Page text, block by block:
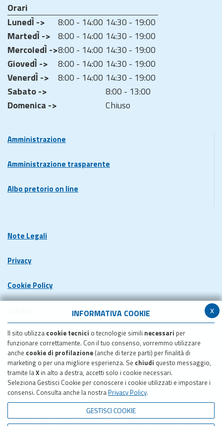
x
INFORMATIVA COOKIE
Il sito utilizza cookie tecnici o tecnologie simili necessari per
funzionare correttamente. Con il tuo consenso, vorremmo utilizzare
anche cookie di profilazione (anche di terze parti) per finalità di
marketing o per una migliore esperienza. Se chiudi questo messaggio,
tramite laX in alto a destra, accetti solo i cookie necessari.
Seleziona Gestisci Cookie per conoscere i cookie utilizzati e impostare i
consensi. Consulta anche la nostra Privacy Policy.
GESTISCI COOKIE
Orari
LunedÌ ->
8:00 - 14:00 14:30 - 19:00
MartedÌ -> 8:00 - 14:00 14:30 - 19:00
MercoledÌ ->8:00 - 14:00 14:30 - 19:00
GiovedÌ ->
8:00 - 14:00 14:30 - 19:00
VenerdÌ ->
8:00 - 14:00 14:30 - 19:00
Sabato ->
8:00 - 13:00
Domenica ->
Chiuso
Amministrazione
Amministrazione trasparente
Albo pretorio on line
Note Legali
Privacy
Cookie Policy
Dichiarazione di accessibilita'
Meccanismo di feedback
Pubblicazione obiettivi di accessibilita'